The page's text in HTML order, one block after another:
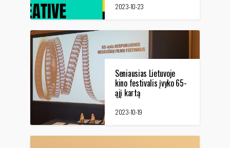
2023-10-23
Seniausias Lietuvoje
kino festivalis įvyko 65-
ąjį kartą
2023-10-19